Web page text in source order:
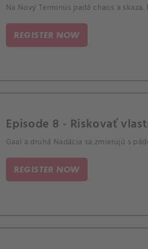
Na Nový Terminus padá chaos a
REGISTER NOW
Episode 8 - Riskovať
Gaal a druhá Nadácia sa zmierujú s
REGISTER NOW